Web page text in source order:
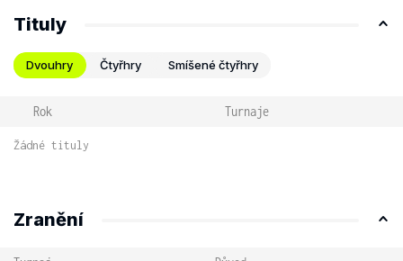
Tituly
Dvouhry Čtyřhry Smíšené čtyřhry
Rok Turnaje
Žádné tituly
Zranění